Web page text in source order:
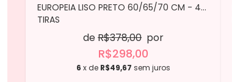
EUROPEIA LISO PRETO 60/65/70 CM - 4
TIRAS
deR$378,00 por
R$298,00
6 x de R$49,67 sem juros